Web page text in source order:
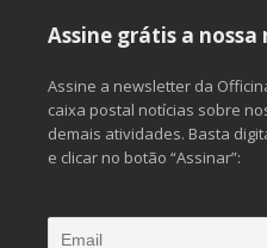
Assine grátis a
Assine a newsletter da
caixa postal notícias sobre
demais atividades. Basta
e clicar no botão “Assinar”: